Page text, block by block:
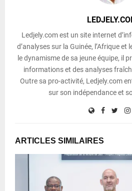
Ledjely.com est un site internet
d’analyses sur la Guinée, l’Afrique et
le dynamisme de sa jeune équipe, il
informations et des analyses
Outre sa pro-activité, Ledjely.com
sur son indépendance et
ARTICLES SIMILAIRES